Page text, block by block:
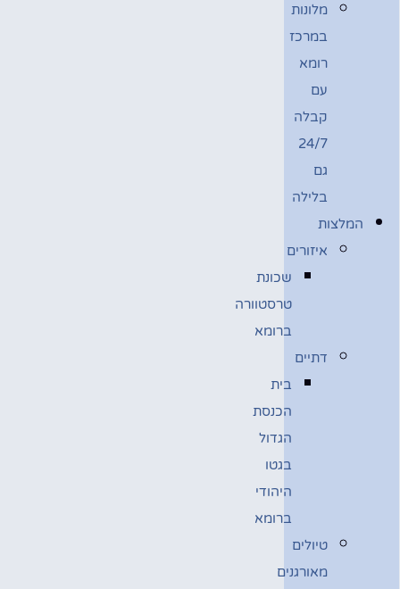
מלונות
במרכז
רומא
עם
קבלה
24/7
גם
בלילה
המלצות
איזורים
שכונת
טרסטוורה
ברומא
דתיים
בית
הכנסת
הגדול
בגטו
היהודי
ברומא
טיולים
מאורגנים